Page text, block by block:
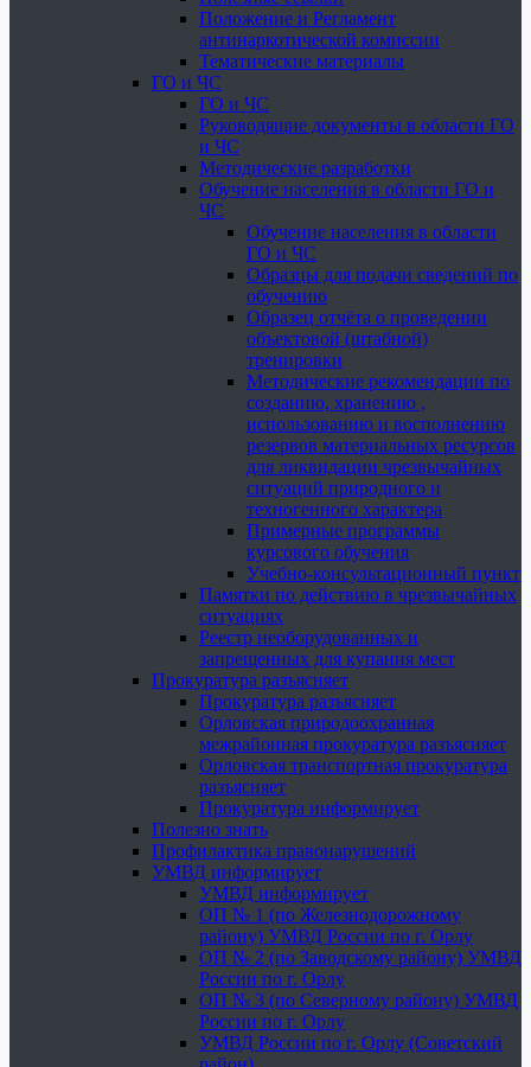
Положение и Регламент
антинаркотической комиссии
Тематические материалы
ГО и ЧС
ГО и ЧС
Руководящие документы в области ГО
и ЧС
Методические разработки
Обучение населения в области ГО и
ЧС
Обучение населения в области
ГО и ЧС
Образцы для подачи сведений по
обучению
Образец отчёта о проведении
объектовой (штабной)
тренировки
Методические рекомендации по
созданию, хранению ,
использованию и восполнению
резервов материальных ресурсов
для ликвидации чрезвычайных
ситуаций природного и
техногенного характера
Примерные программы
курсового обучения
Учебно-консультационный пункт
Памятки по действию в чрезвычайных
ситуациях
Реестр необорудованных и
запрещенных для купания мест
Прокуратура разъясняет
Прокуратура разъясняет
Орловская природоохранная
межрайонная прокуратура разъясняет
Орловская транспортная прокуратура
разъясняет
Прокуратура информирует
Полезно знать
Профилактика правонарушений
УМВД информирует
УМВД информирует
ОП № 1 (по Железнодорожному
району) УМВД России по г. Орлу
ОП № 2 (по Заводскому району) УМВД
России по г. Орлу
ОП № 3 (по Северному району) УМВД
России по г. Орлу
УМВД России по г. Орлу (Советский